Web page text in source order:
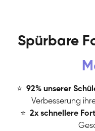
Spürbare
⭐ 92% unserer
Verbesserung
⭐ 2x schnellere